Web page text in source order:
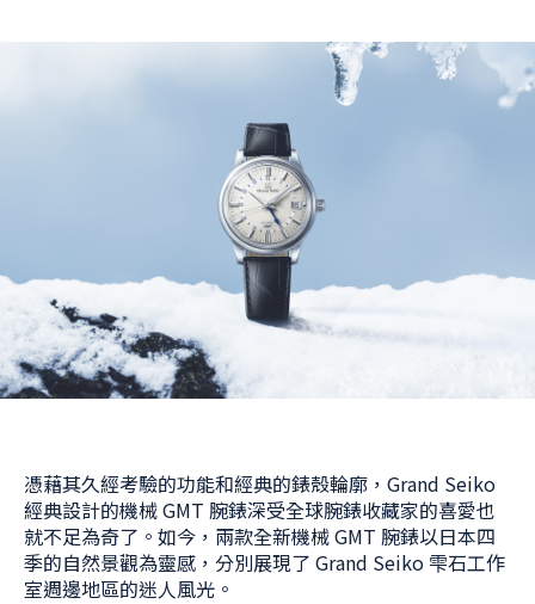
憑藉其久經考驗的功能和經典的錶殼輪廓，Grand Seiko
經典設計的機械 GMT 腕錶深受全球腕錶收藏家的喜愛也
就不足為奇了。如今，兩款全新機械 GMT 腕錶以日本四
季的自然景觀為靈感，分別展現了 Grand Seiko 雫石工作
室週邊地區的迷人風光。